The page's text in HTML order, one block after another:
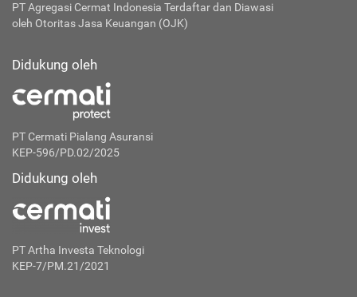
PT Agregasi Cermat Indonesia Terdaftar dan Diawasi
oleh Otoritas Jasa Keuangan (OJK)
Didukung oleh
PT Cermati Pialang Asuransi
KEP-596/PD.02/2025
Didukung oleh
PT Artha Investa Teknologi
KEP-7/PM.21/2021